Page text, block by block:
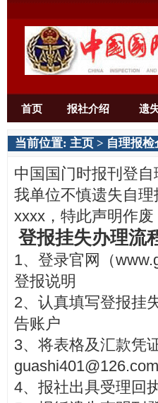
首页 报社介绍 遗
当前位置: 主页 > 自理报检
中国国门时报刊登
我单位不慎遗失自
xxxx，特此声明作
登报挂失办理流
1、登录官网（
登报说明
2、认真填写登报挂
告账户
3、将表格及汇款凭
4、报社出具受理回